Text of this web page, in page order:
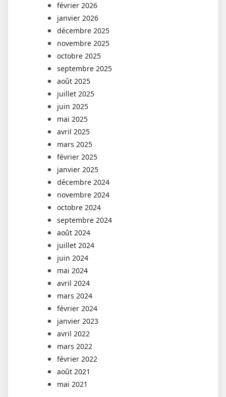
février 2026
janvier 2026
décembre 2025
novembre 2025
octobre 2025
septembre 2025
août 2025
juillet 2025
juin 2025
mai 2025
avril 2025
mars 2025
février 2025
janvier 2025
décembre 2024
novembre 2024
octobre 2024
septembre 2024
août 2024
juillet 2024
juin 2024
mai 2024
avril 2024
mars 2024
février 2024
janvier 2023
avril 2022
mars 2022
février 2022
août 2021
mai 2021